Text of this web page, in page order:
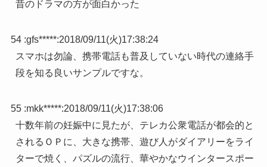
昔のドラマの方が面白かった
54 :gfs*****:2018/09/11(火)17:38:24
スマホは勿論、携帯電話も普及していない時代の連絡手
段を知る良いサンプルですな。
55 :mkk*****:2018/09/11(火)17:38:06
十数年前の妊娠中に見たが、テレカ公衆電話が都会的と
されるＯＰに、大きな携帯、遊び人がダイアリーをライ
ターで焼く、パズルの流行、華やかなウインタースポー